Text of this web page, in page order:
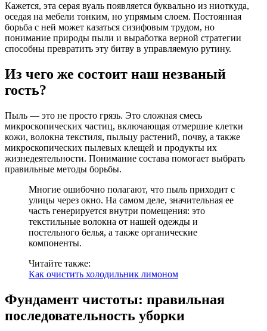
Кажется, эта серая вуаль появляется буквально из ниоткуда,
оседая на мебели тонким, но упрямым слоем. Постоянная
борьба с ней может казаться сизифовым трудом, но
понимание природы пыли и выработка верной стратегии
способны превратить эту битву в управляемую рутину.
Из чего же состоит наш незваный
гость?
Пыль — это не просто грязь. Это сложная смесь
микроскопических частиц, включающая отмершие клетки
кожи, волокна текстиля, пыльцу растений, почву, а также
микроскопических пылевых клещей и продукты их
жизнедеятельности. Понимание состава помогает выбрать
правильные методы борьбы.
Многие ошибочно полагают, что пыль приходит с
улицы через окно. На самом деле, значительная ее
часть генерируется внутри помещения: это
текстильные волокна от нашей одежды и
постельного белья, а также органические
компоненты.
Читайте также:
Как очистить холодильник лимоном
Фундамент чистоты: правильная
последовательность уборки